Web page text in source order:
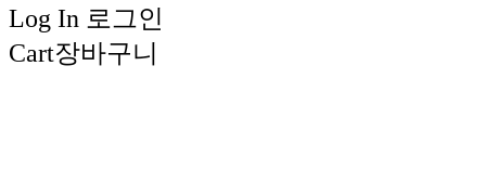
Log In 로그인
Cart장바구니